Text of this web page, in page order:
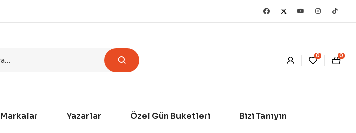
0 0
Markalar Yazarlar Özel Gün Buketleri Bizi Tanıyın